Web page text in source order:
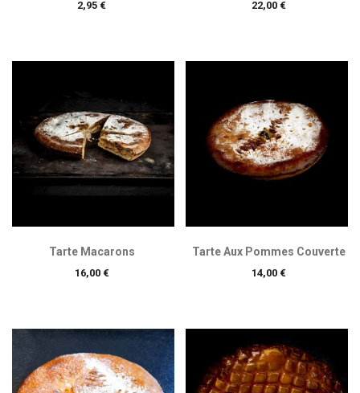
Prix
2,95 € Prix
22,00 €
Tarte Macarons
Prix
16,00 €
Tarte Aux Pommes Couverte
Prix
14,00 €